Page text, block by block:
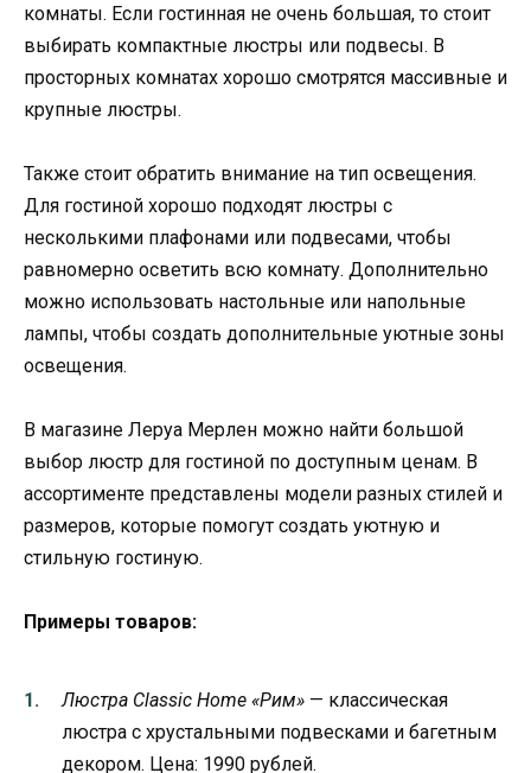
комнаты. Если гостинная не очень большая, то стоит
выбирать компактные люстры или подвесы. В
просторных комнатах хорошо смотрятся массивные и
крупные люстры.
Также стоит обратить внимание на тип освещения.
Для гостиной хорошо подходят люстры с
несколькими плафонами или подвесами, чтобы
равномерно осветить всю комнату. Дополнительно
можно использовать настольные или напольные
лампы, чтобы создать дополнительные уютные зоны
освещения.
В магазине Леруа Мерлен можно найти большой
выбор люстр для гостиной по доступным ценам. В
ассортименте представлены модели разных стилей и
размеров, которые помогут создать уютную и
стильную гостиную.
Примеры товаров:
Люстра Classic Home «Рим» — классическая
люстра с хрустальными подвесками и багетным
декором. Цена: 1990 рублей.